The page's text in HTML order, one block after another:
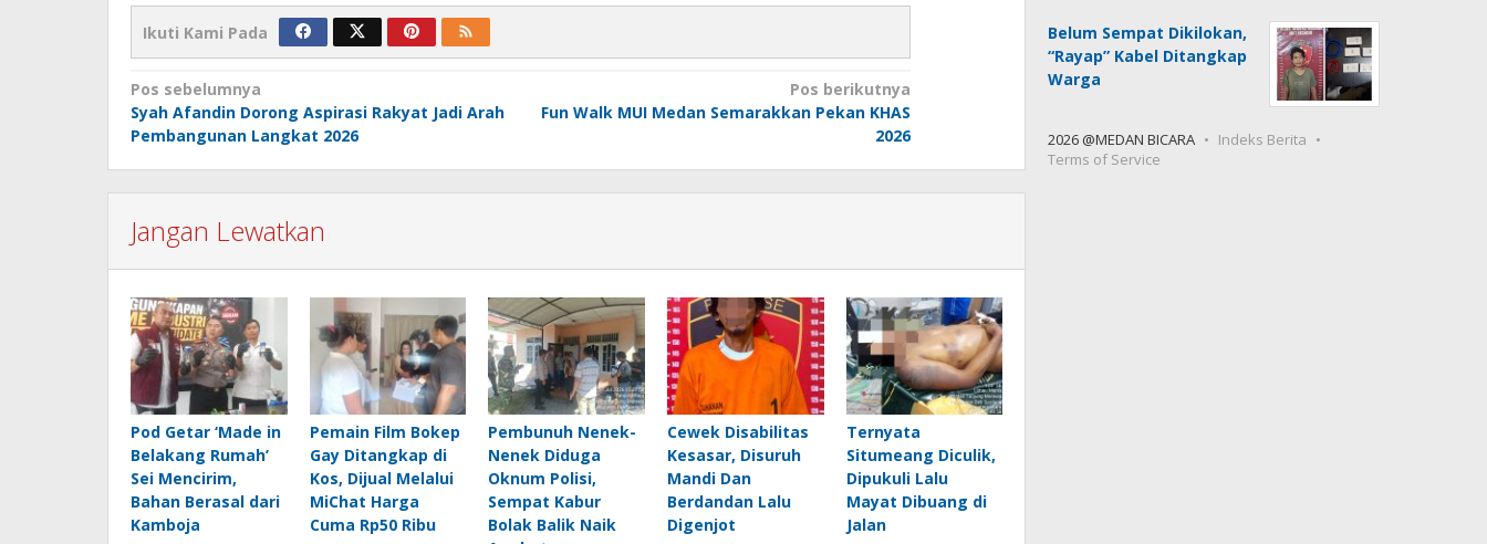
Ikuti Kami Pada
Navigasi
pos
Pos sebelumnya
Syah Afandin Dorong Aspirasi Rakyat Jadi Arah
Pembangunan Langkat 2026
Pos berikutnya
Fun Walk MUI Medan Semarakkan Pekan KHAS
2026
Jangan Lewatkan
Pod Getar ‘Made in
Belakang Rumah’
Sei Mencirim,
Bahan Berasal dari
Kamboja
Pemain Film Bokep
Gay Ditangkap di
Kos, Dijual Melalui
MiChat Harga
Cuma Rp50 Ribu
Pembunuh Nenek-
Nenek Diduga
Oknum Polisi,
Sempat Kabur
Bolak Balik Naik
Cewek Disabilitas
Kesasar, Disuruh
Mandi Dan
Berdandan Lalu
Digenjot
Ternyata
Situmeang Diculik,
Dipukuli Lalu
Mayat Dibuang di
Jalan
Belum Sempat Dikilokan,
“Rayap” Kabel Ditangkap
Warga
2026 @MEDAN BICARA
Indeks Berita
Terms of Service